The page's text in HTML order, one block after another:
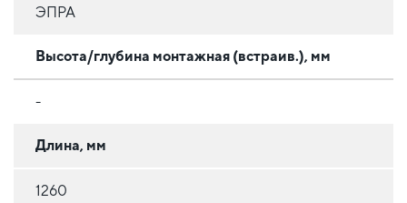
ЭПРА
Высота/глубина монтажная (встраив.), мм
-
Длина, мм
1260